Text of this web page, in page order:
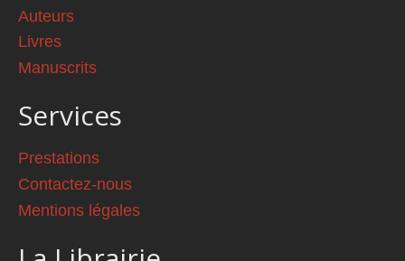
Auteurs
Livres
Manuscrits
Services
Prestations
Contactez-nous
Mentions légales